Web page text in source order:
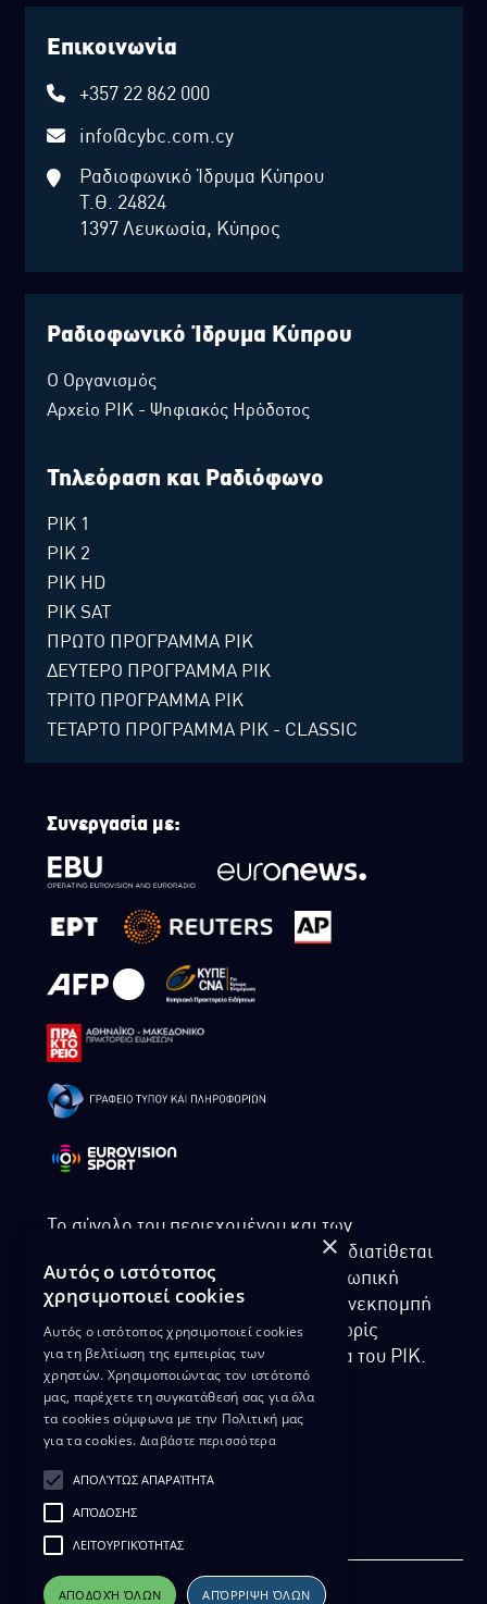
Επικοινωνία
+357 22 862 000
info@cybc.com.cy
Ραδιοφωνικό Ίδρυμα Κύπρου
Τ.Θ. 24824
1397 Λευκωσία, Κύπρος
Ραδιοφωνικό Ίδρυμα Κύπρου
Ο Οργανισμός
Αρχείο ΡΙΚ - Ψηφιακός Ηρόδοτος
Τηλεόραση και Ραδιόφωνο
ΡΙΚ 1
ΡΙΚ 2
ΡΙΚ HD
ΡΙΚ SAT
ΠΡΩΤΟ ΠΡΟΓΡΑΜΜΑ ΡΙΚ
ΔΕΥΤΕΡΟ ΠΡΟΓΡΑΜΜΑ ΡΙΚ
ΤΡΙΤΟ ΠΡΟΓΡΑΜΜΑ ΡΙΚ
ΤΕΤΑΡΤΟ ΠΡΟΓΡΑΜΜΑ ΡΙΚ - CLASSIC
Συνεργασία με:
Το σύνολο του περιεχομένου και των
υπηρεσιών της ιστοσελίδας του ΡΙΚ διατίθεται
στους επισκέπτες αυστηρά για προσωπική
χρήση. Απαγορεύεται η χρήση ή επανεκπομπή
του, σε οποιοδήποτε μορφή, με ή χωρίς
επεξεργασία και χωρίς γραπτή άδεια του ΡΙΚ.
ΔΙΚΑΙΩΜΑ ΠΡΟΣΤΑΣΙΑΣ ΔΕΔΟΜΕΝΩΝ
ΔΙΑΘΕΣΗ ΑΡΧΕΙΑΚΟΥ ΥΛΙΚΟΥ
ΠΟΛΙΤΙΚΗ ΑΠΟΡΡΗΤΟΥ EUROVISION
×
Αυτός ο ιστότοπος
χρησιμοποιεί cookies
Αυτός ο ιστότοπος χρησιμοποιεί cookies
για τη βελτίωση της εμπειρίας των
χρηστών. Χρησιμοποιώντας τον ιστότοπό
μας, παρέχετε τη συγκατάθεσή σας για όλα
τα cookies σύμφωνα με την Πολιτική μας
για τα cookies. Διαβάστε περισσότερα
ΑΠΟΛΎΤΩΣ ΑΠΑΡΑΊΤΗΤΑ
ΑΠΌΔΟΣΗΣ
ΛΕΙΤΟΥΡΓΙΚΌΤΗΤΑΣ
ΑΠΟΔΟΧΉ ΌΛΩΝ ΑΠΌΡΡΙΨΗ ΌΛΩΝ